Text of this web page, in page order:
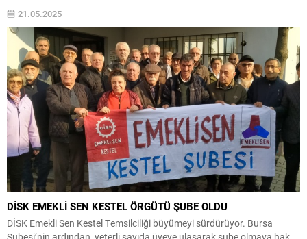
ulaşıldı. Gün boyunca devam eden görüşmelerin sonucunda sendika
ile BURULAŞ arasında anlaşmaya varıldığını açıklayan Başkan
Mustafa Bozbey,...
21.05.2025
DİSK EMEKLİ SEN KESTEL ÖRGÜTÜ ŞUBE OLDU
DİSK Emekli Sen Kestel Temsilciliği büyümeyi sürdürüyor. Bursa
Şubesi’nin ardından, yeterli sayıda üyeye ulaşarak şube olmaya hak